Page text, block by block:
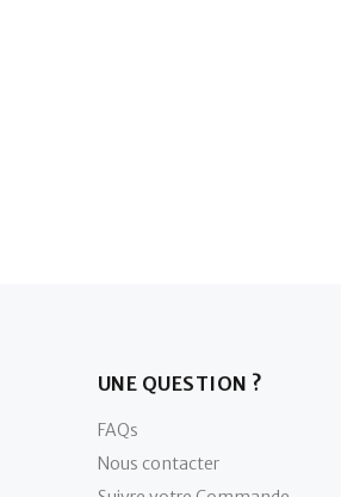
UNE QUESTION ?
FAQs
Nous contacter